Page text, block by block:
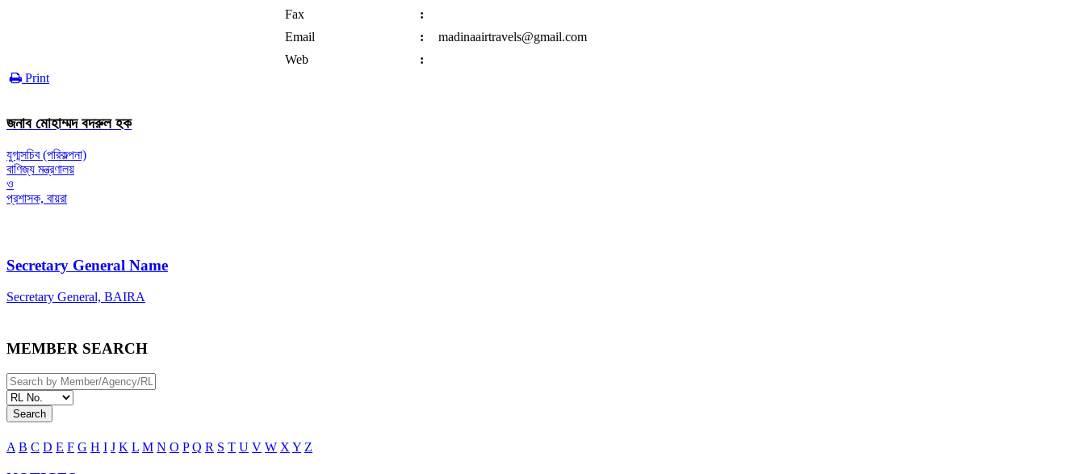
Fax
:
Email
:
madinaairtravels@gmail.com
Web
:
Print
জনাব মোহাম্মদ বদরুল হক
যুগ্মসচিব (পরিকল্পনা)
বাণিজ্য মন্ত্রণালয়
ও
প্রশাসক, বায়রা
Secretary General Name
Secretary General, BAIRA
MEMBER SEARCH
Search
A B C D E F G H I J K L M N O P Q R S T U V W X Y Z